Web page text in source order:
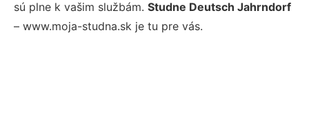
sú plne k vašim službám. Studne Deutsch Jahrndorf
– www.moja-studna.sk je tu pre vás.